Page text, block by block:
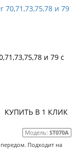
и 79 с
КУПИТЬ В 1 КЛИК
Модель: ST070A
Подходит на